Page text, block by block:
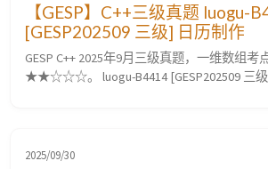
【GESP】C++三级真题 luogu-
[GESP202509 三级] 日历制作
GESP C++ 2025年9月三级真题，一维数组考
★★☆☆☆。 luogu-B4414 [GESP202509 三
星期日。接下...
2025/09/30